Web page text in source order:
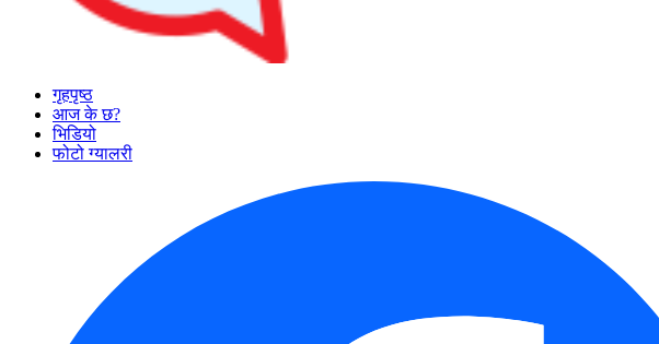
गृहपृष्ठ
आज के छ?
भिडियो
फोटो ग्यालरी